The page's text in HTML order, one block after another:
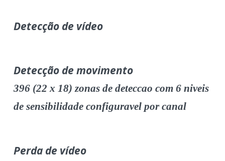
Detecção de vídeo
Detecção de movimento
396 (22 x 18) zonas de deteccao com 6 niveis
de sensibilidade configuravel por canal
Perda de vídeo